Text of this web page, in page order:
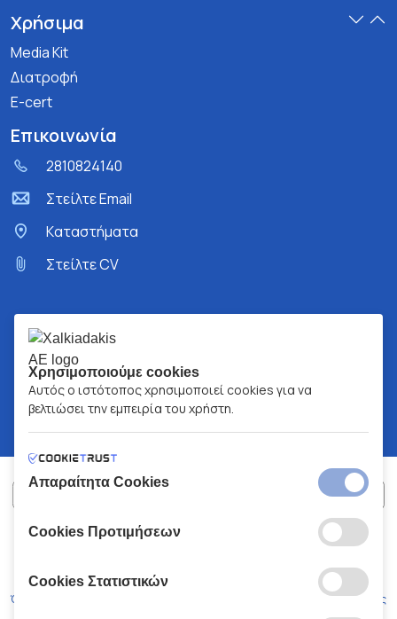
Χρήσιμα
Media Kit
Διατροφή
E-cert
Επικοινωνία
2810824140
Στείλτε Email
Kαταστήματα
Στείλτε CV
ΧΑΛΚΙΑΔΑΚΗΣ Α.Ε.
Όροι και Προϋποθέσεις Κώδικας Δεοντολογίας
Χρησιμοποιούμε cookies
Αυτός ο ιστότοπος χρησιμοποιεί cookies για να
βελτιώσει την εμπειρία του χρήστη.
Απαραίτητα Cookies
Cookies Προτιμήσεων
Cookies Στατιστικών